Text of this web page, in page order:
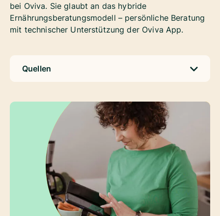
bei Oviva. Sie glaubt an das hybride
Ernährungsberatungsmodell – persönliche Beratung
mit technischer Unterstützung der Oviva App.
Quellen